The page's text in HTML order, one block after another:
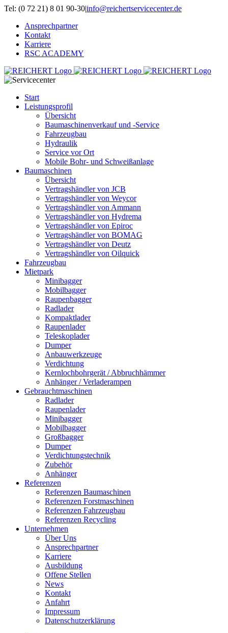
Zum
springen
Tel: (0 72 21) 8 01 90-30|info@reichertservicecenter.de
Ansprechpartner
Kontakt
Karriere
RSC ACADEMY
Start
Leistungsprofil
Übersicht
Baumaschinenverkauf und -Service
Fahrzeugbau
Hydraulik
Service vor Ort
Mobile Bohr- und Schweißanlage
Baumaschinen
Übersicht
Vertragshändler von JCB
Vertragshändler von Weycor
Vertragshändler von Ammann
Vertragshändler von Hydrema
Vertragshändler von Epiroc
Vertragshändler von BOMAG
Vertragshändler von Deutz
Vertragshändler von Oilquick
Fahrzeugbau
Mietpark
Minibagger
Mobilbagger
Raupenbagger
Radlader
Kompaktlader
Raupenlader
Teleskoplader
Dumper
Anbauwerkzeuge
Verdichtung
Kernlochbohrgerät / Abbruchhämmer
Anhänger / Verladerampen
Gebrauchtmaschinen
Radlader
Raupenlader
Minibagger
Mobilbagger
Großbagger
Dumper
Verdichtungstechnik
Zubehör
Anhänger
Referenzen
Referenzen Baumaschinen
Referenzen Forstmaschinen
Referenzen Fahrzeugbau
Referenzen Recycling
Unternehmen
Über Uns
Ansprechpartner
Karriere
Ausbildung
Offene Stellen
News
Kontakt
Anfahrt
Impressum
Datenschutzerklärung